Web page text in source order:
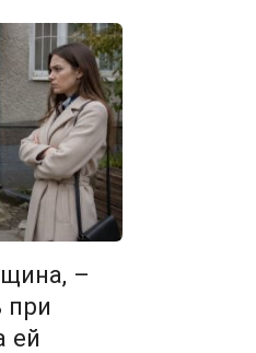
–
при
ей